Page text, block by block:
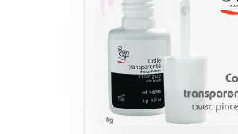
COLLE
TRANSPARENTE
AVEC PINCEAU 6G
Produits